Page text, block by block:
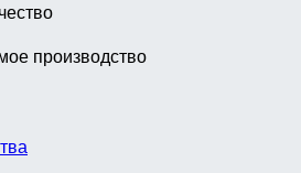
производство